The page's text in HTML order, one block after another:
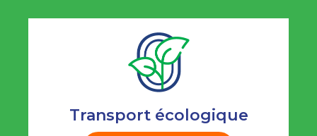
Transport écologique